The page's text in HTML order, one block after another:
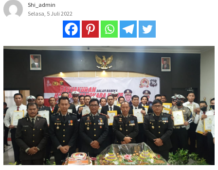
Shi_admin
Selasa, 5 Juli 2022